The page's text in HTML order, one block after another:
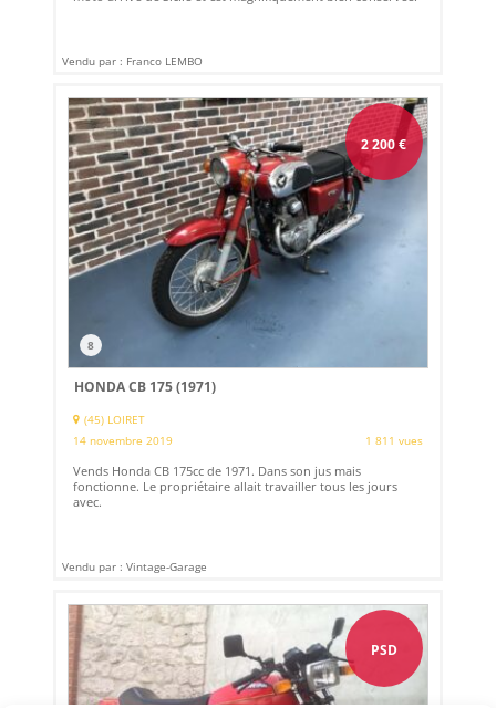
Vendu par : Franco LEMBO
2 200€
8
HONDA CB 175 (1971)
(45) LOIRET
14 novembre 2019
1 811 vues
Vends Honda CB 175cc de 1971. Dans son jus mais
fonctionne. Le propriétaire allait travailler tous les jours
avec.
Vendu par : Vintage-Garage
PSD